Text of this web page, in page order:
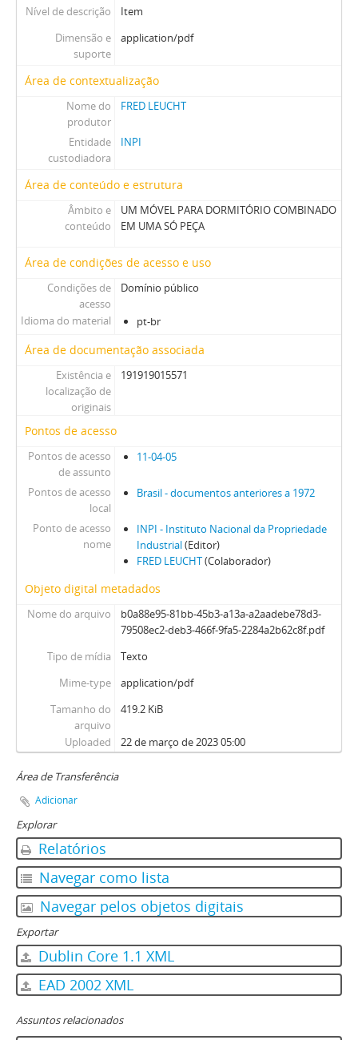
Nível de descrição
Item
Dimensão e
suporte
application/pdf
Área de contextualização
Nome do
produtor
FRED LEUCHT
Entidade
custodiadora
INPI
Área de conteúdo e estrutura
Âmbito e
conteúdo
UM MÓVEL PARA DORMITÓRIO COMBINADO
EM UMA SÓ PEÇA
Área de condições de acesso e uso
Condições de
acesso
Domínio público
Idioma do material pt-br
Área de documentação associada
Existência e
localização de
originais
191919015571
Pontos de acesso
Pontos de acesso
de assunto
11-04-05
Pontos de acesso
local
Brasil - documentos anteriores a 1972
Ponto de acesso
nome
INPI - Instituto Nacional da Propriedade
Industrial(Editor)
FRED LEUCHT(Colaborador)
Objeto digital metadados
Nome do arquivo
b0a88e95-81bb-45b3-a13a-a2aadebe78d3-
79508ec2-deb3-466f-9fa5-2284a2b62c8f.pdf
Tipo de mídia
Texto
Mime-type
application/pdf
Tamanho do
arquivo
419.2 KiB
Uploaded 22 de março de 2023 05:00
Área de Transferência
Adicionar
Explorar
Relatórios
Navegar como lista
Navegar pelos objetos digitais
Exportar
Dublin Core 1.1 XML
EAD 2002 XML
Assuntos relacionados